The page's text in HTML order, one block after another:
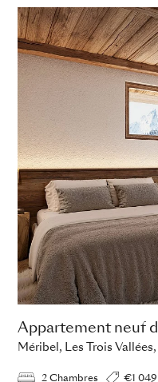
Appartement neuf
Méribel, Les Trois
2 Chambres €1